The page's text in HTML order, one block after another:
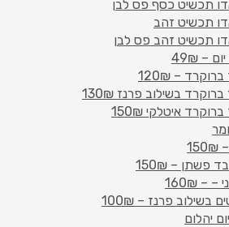
תכשיט כסף פס לבן
תכשיט זהב
תכשיט זהב פס לבן
– 49₪
– 120₪
בשילוב פרנז 130₪
איטלקי 150₪
פשתן – 150₪
160₪
פרנז – 100₪
יהלום